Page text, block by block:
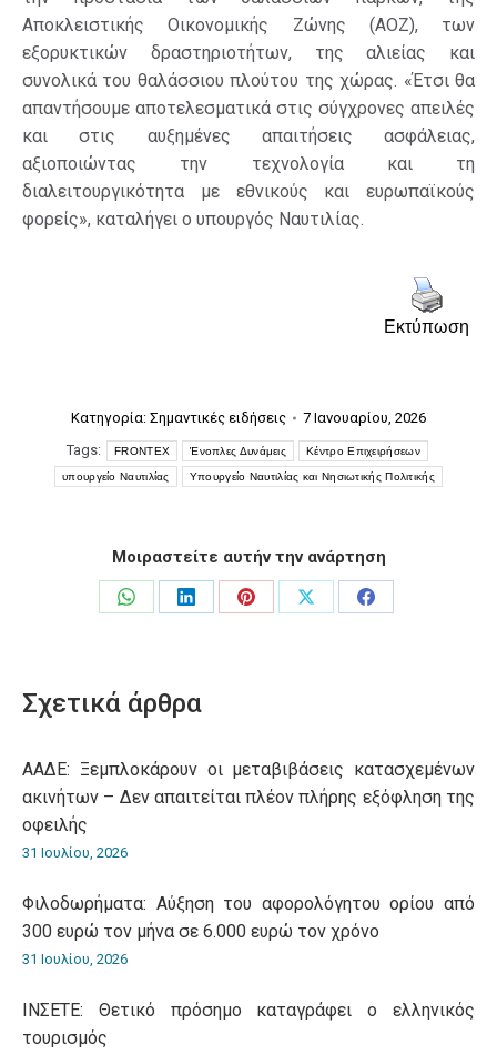
Αποκλειστικής Οικονομικής Ζώνης (ΑΟΖ), των
εξορυκτικών δραστηριοτήτων, της αλιείας και
συνολικά του θαλάσσιου πλούτου της χώρας. «Έτσι θα
απαντήσουμε αποτελεσματικά στις σύγχρονες απειλές
και στις αυξημένες απαιτήσεις ασφάλειας,
αξιοποιώντας την τεχνολογία και τη
διαλειτουργικότητα με εθνικούς και ευρωπαϊκούς
φορείς», καταλήγει ο υπουργός Ναυτιλίας.
Εκτύπωση
Κατηγορία: Σημαντικές ειδήσεις
7 Ιανουαρίου, 2026
Tags:
FRONTEX Ένοπλες Δυνάμεις Κέντρο Επιχειρήσεων
υπουργείο Ναυτιλίας Υπουργείο Ναυτιλίας και Νησιωτικής Πολιτικής
Μοιραστείτε αυτήν την ανάρτηση
Share
Share
Share
Share
Share
Σχετικά άρθρα
ΑΑΔΕ: Ξεμπλοκάρουν οι μεταβιβάσεις κατασχεμένων
ακινήτων – Δεν απαιτείται πλέον πλήρης εξόφληση της
οφειλής
31 Ιουλίου, 2026
Φιλοδωρήματα: Αύξηση του αφορολόγητου ορίου από
300 ευρώ τον μήνα σε 6.000 ευρώ τον χρόνο
31 Ιουλίου, 2026
ΙΝΣΕΤΕ: Θετικό πρόσημο καταγράφει ο ελληνικός
τουρισμός